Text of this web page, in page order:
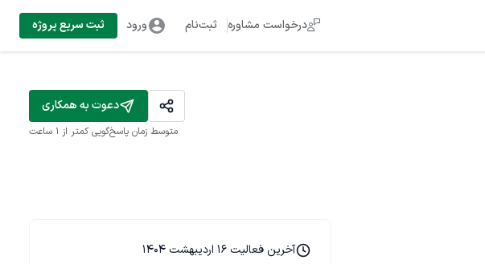
درخواست مشاوره ثبت‌نام ورود ثبت سریع پروژه
دعوت به همکاری
متوسط زمان پاسخ‌گویی کمتر از 1 ساعت
آخرین فعالیت 16 اردیبهشت 1404